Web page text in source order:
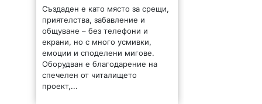
приятелства, забавление и
общуване – без телефони и
екрани, но с много усмивки,
емоции и споделени мигове.
Оборудван е благодарение на
спечелен от читалището
проект,...